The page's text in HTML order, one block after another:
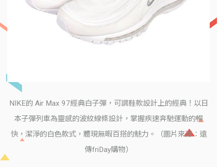
NIKE的 Air Max 97經典白子彈，可謂鞋款設計上的經典！以日
本子彈列車為靈感的波紋線條設計，掌握疾速奔馳運動的暢
快，潔淨的白色款式，體現無暇百搭的魅力。（圖片來源：遠
傳friDay購物）